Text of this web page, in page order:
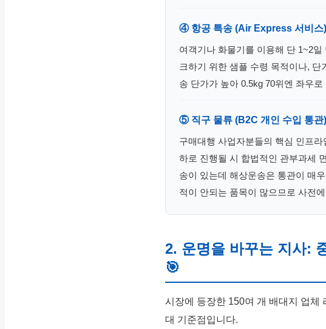
④ 항공 특송 (Air Express 서비스)
여객기나 화물기를 이용해 단 1~2
크하기 위한 샘플 수령 목적이나,
송 단가가 높아 0.5kg 70위엔 좌우
⑤ 직구 물류 (B2C 개인 수입 통관)
구매대행 사업자분들의 핵심 인프라
하로 진행될 시 합법적인 관부과세
송이 있는데 해상운송은 통관이 매
적이 안되는 품목이 많으므로 사전
2. 운명을 바꾸는 지사:
🎯
시장에 등장한 150여 개 배대지 업체
대 기준점입니다.